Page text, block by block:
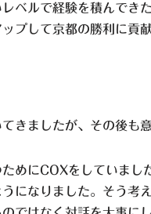
ベルで経験を積んでき
プして京都の勝利に貢
きましたが、その後も
めにCOXをしていま
になりました。そう考